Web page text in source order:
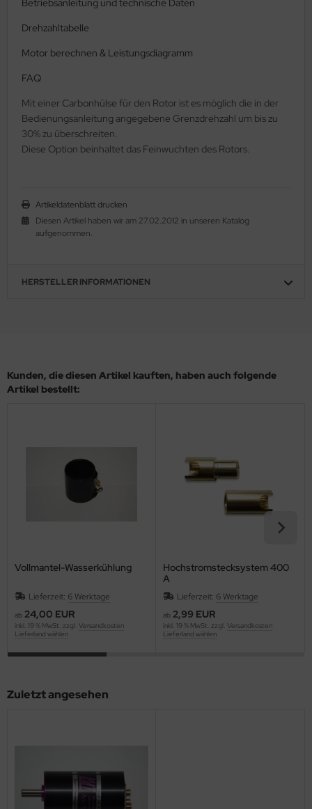
Betriebsanleitung und technische Daten
Drehzahltabelle
Motor berechnen & Leistungsdiagramm
FAQ
Mit einer Carbonhülse für den Rotor ist es möglich die in der
Bedienungsanleitung angegebene Grenzdrehzahl um bis zu
30% zu überschreiten.
Diese Option beinhaltet das Feinwuchten des Rotors.
Artikeldatenblatt drucken
Diesen Artikel haben wir am 27.02.2012 in unseren Katalog
aufgenommen.
HERSTELLER INFORMATIONEN
Kunden, die diesen Artikel kauften, haben auch folgende
Artikel bestellt:
Vollmantel-Wasserkühlung
Lieferzeit: 6 Werktage
ab 24,00 EUR
inkl. 19 % MwSt. zzgl. Versandkosten
Lieferland wählen
Hochstromstecksystem 400
A
Lieferzeit: 6 Werktage
ab 2,99 EUR
inkl. 19 % MwSt. zzgl. Versandkosten
Lieferland wählen
Zuletzt angesehen